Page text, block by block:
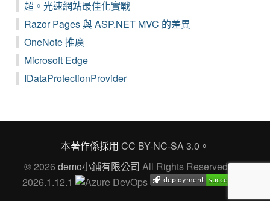
超。光速網站最佳化實戰
Razor Pages 與 ASP.NET MVC 的差異
OneNote 推廣
Microsoft Edge
IDataProtectionProvider
本著作係採用 CC BY-NC-SA 3.0 。
© 2026 demo小鋪有限公司 All Rights Reserved Ver.
2026.1.12.1